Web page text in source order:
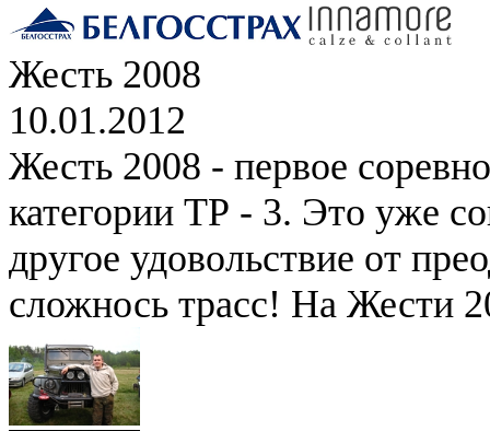
Жесть 2008
10.01.2012
Жесть 2008 - первое
категории ТР - 3. Это уже
другое удовольствие от
сложнось трасс! На Жести